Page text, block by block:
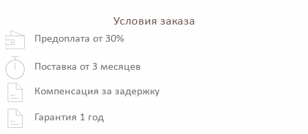
Условия заказа
Предоплата от 30%
Поставка от 3 месяцев
Компенсация за задержку
Гарантия 1 год